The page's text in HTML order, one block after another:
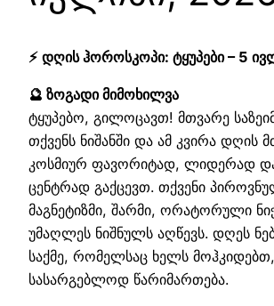
⚡ დღის ჰოროსკოპი: ტყუპები – 5
🔮 ზოგადი მიმოხილვა
ტყუპებო, გილოცავთ! მთვარე
თქვენს ნიშანში და ამ კვირა დღის
კოსმიურ ფავორიტად, ლიდერად
ცენტრად გაქცევთ. თქვენი
მაგნეტიზმი, შარმი, ორატორული
უმაღლეს ნიშნულს აღწევს. დღეს
საქმე, რომელსაც ხელს
სასარგებლოდ წარიმართება.